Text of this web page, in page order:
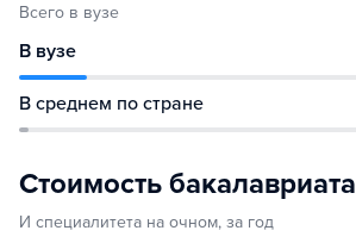
Всего в вузе
В вузе
В среднем по стране
Стоимость бакалавриата
И специалитета на очном, за год